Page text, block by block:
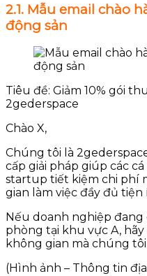
2.1. Mẫu email chào
động sản
Tiêu đề: Giảm 10% gói
2gederspace
Chào X,
Chúng tôi là
cấp giải pháp giúp các
startup tiết kiệm chi phí
gian làm việc đầy đủ tiện
Nếu doanh nghiệp
phòng tại khu vực A,
không gian mà chúng
(Hình ảnh – Thông tin